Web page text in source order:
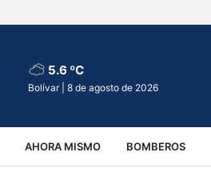
5.6 ºC
Bolívar | 8 de agosto de 2026
AHORA MISMO BOMBEROS